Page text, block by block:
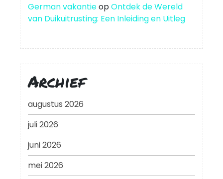
German vakantieopOntdek de Wereld
van Duikuitrusting: Een Inleiding en Uitleg
Archief
augustus 2026
juli 2026
juni 2026
mei 2026